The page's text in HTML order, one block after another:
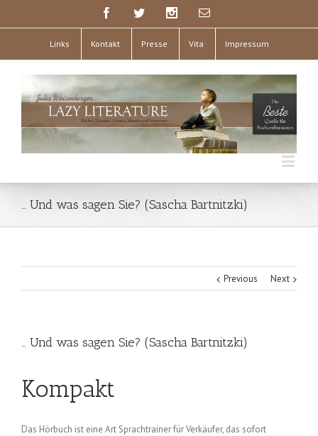
Links Kontakt Presse Vita Impressum
… Und was sagen Sie? (Sascha Bartnitzki)
Previous Next
… Und was sagen Sie? (Sascha Bartnitzki)
Kompakt
Das Hörbuch ist eine Art Sprachtrainer für Verkäufer, das sofort